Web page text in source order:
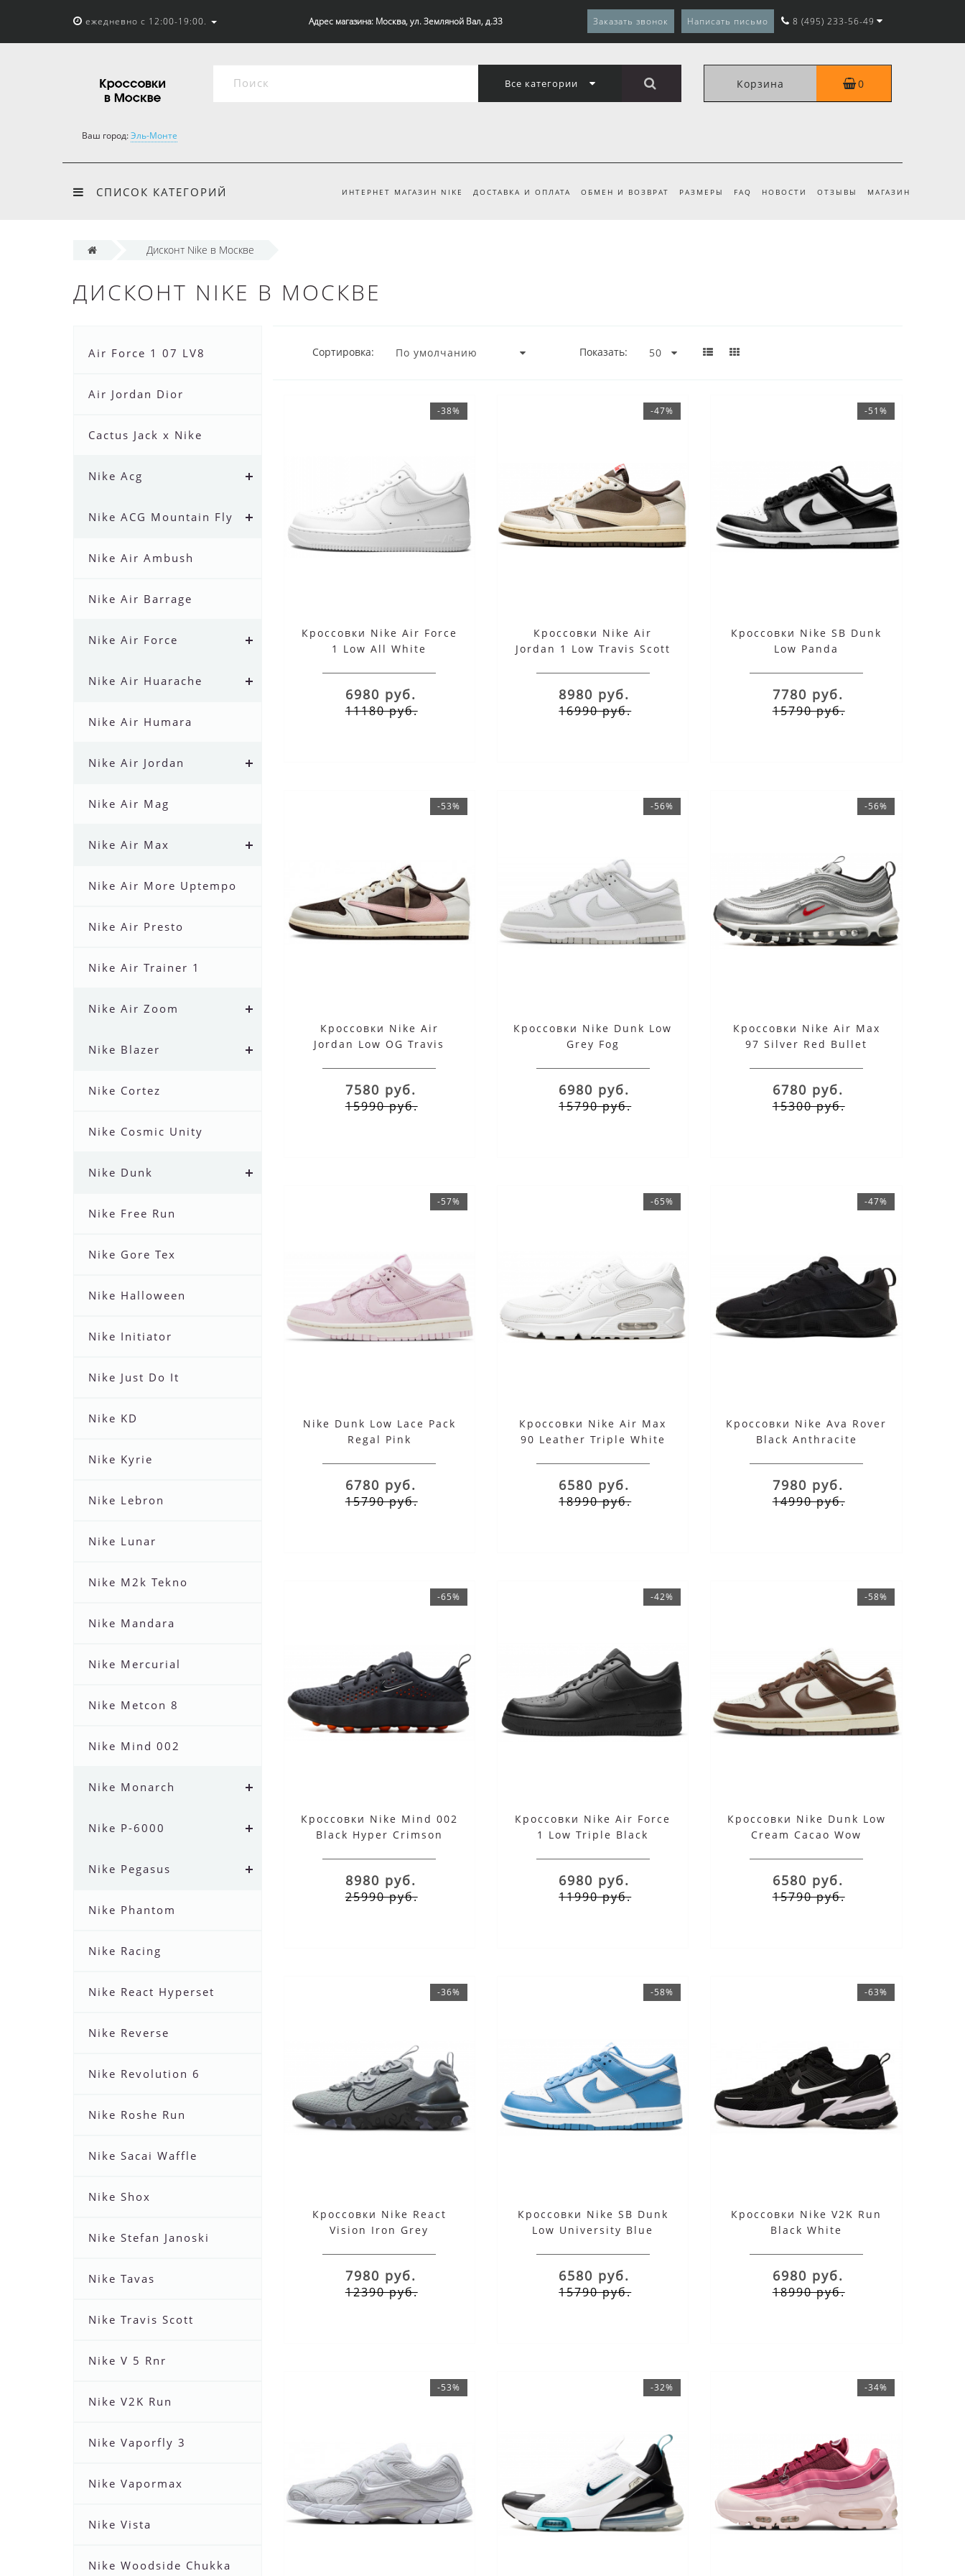
ежедневно с 12:00-19:00. Адрес магазина: Москва, ул. Земляной Вал, д.33 Заказать звонок Написать письмо 8 (495) 233-56-49
Все категории Корзина 0
Ваш город:Эль-Монте
СПИСОК КАТЕГОРИЙ ИНТЕРНЕТ МАГАЗИН NIKE ДОСТАВКА И ОПЛАТА ОБМЕН И ВОЗВРАТ РАЗМЕРЫ FAQ НОВОСТИ ОТЗЫВЫ МАГАЗИН
Дисконт Nike в Москве
ДИСКОНТ NIKE В МОСКВЕ
Air Force 1 07 LV8
Air Jordan Dior
Cactus Jack x Nike
Nike Acg
Nike ACG Mountain Fly
Nike Air Ambush
Nike Air Barrage
Nike Air Force
Nike Air Huarache
Nike Air Humara
Nike Air Jordan
Nike Air Mag
Nike Air Max
Nike Air More Uptempo
Nike Air Presto
Nike Air Trainer 1
Nike Air Zoom
Nike Blazer
Nike Cortez
Nike Cosmic Unity
Nike Dunk
Nike Free Run
Nike Gore Tex
Nike Halloween
Nike Initiator
Nike Just Do It
Nike KD
Nike Kyrie
Nike Lebron
Nike Lunar
Nike M2k Tekno
Nike Mandara
Nike Mercurial
Nike Metcon 8
Nike Mind 002
Nike Monarch
Nike P-6000
Nike Pegasus
Nike Phantom
Nike Racing
Nike React Hyperset
Nike Reverse
Nike Revolution 6
Nike Roshe Run
Nike Sacai Waffle
Nike Shox
Nike Stefan Janoski
Nike Tavas
Nike Travis Scott
Nike V 5 Rnr
Nike V2K Run
Nike Vaporfly 3
Nike Vapormax
Nike Vista
Nike Woodside Chukka
Сортировка: Показать:
-38%
Кроссовки Nike Air Force
1 Low All White
6980 руб.
11180 руб.
-47%
Кроссовки Nike Air
Jordan 1 Low Travis Scott
8980 руб.
16990 руб.
-51%
Кроссовки Nike SB Dunk
Low Panda
7780 руб.
15790 руб.
-53%
Кроссовки Nike Air
Jordan Low OG Travis
7580 руб.
15990 руб.
-56%
Кроссовки Nike Dunk Low
Grey Fog
6980 руб.
15790 руб.
-56%
Кроссовки Nike Air Max
97 Silver Red Bullet
6780 руб.
15300 руб.
-57%
Nike Dunk Low Lace Pack
Regal Pink
6780 руб.
15790 руб.
-65%
Кроссовки Nike Air Max
90 Leather Triple White
6580 руб.
18990 руб.
-47%
Кроссовки Nike Ava Rover
Black Anthracite
7980 руб.
14990 руб.
-65%
Кроссовки Nike Mind 002
Black Hyper Crimson
8980 руб.
25990 руб.
-42%
Кроссовки Nike Air Force
1 Low Triple Black
6980 руб.
11990 руб.
-58%
Кроссовки Nike Dunk Low
Cream Cacao Wow
6580 руб.
15790 руб.
-36%
Кроссовки Nike React
Vision Iron Grey
7980 руб.
12390 руб.
-58%
Кроссовки Nike SB Dunk
Low University Blue
6580 руб.
15790 руб.
-63%
Кроссовки Nike V2K Run
Black White
6980 руб.
18990 руб.
-53% -32% -34%